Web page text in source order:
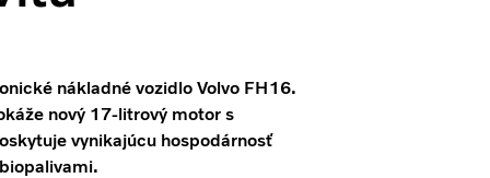
nákladné vozidlo Volvo FH16.
nový 17-litrový motor s
vynikajúcu hospodárnosť